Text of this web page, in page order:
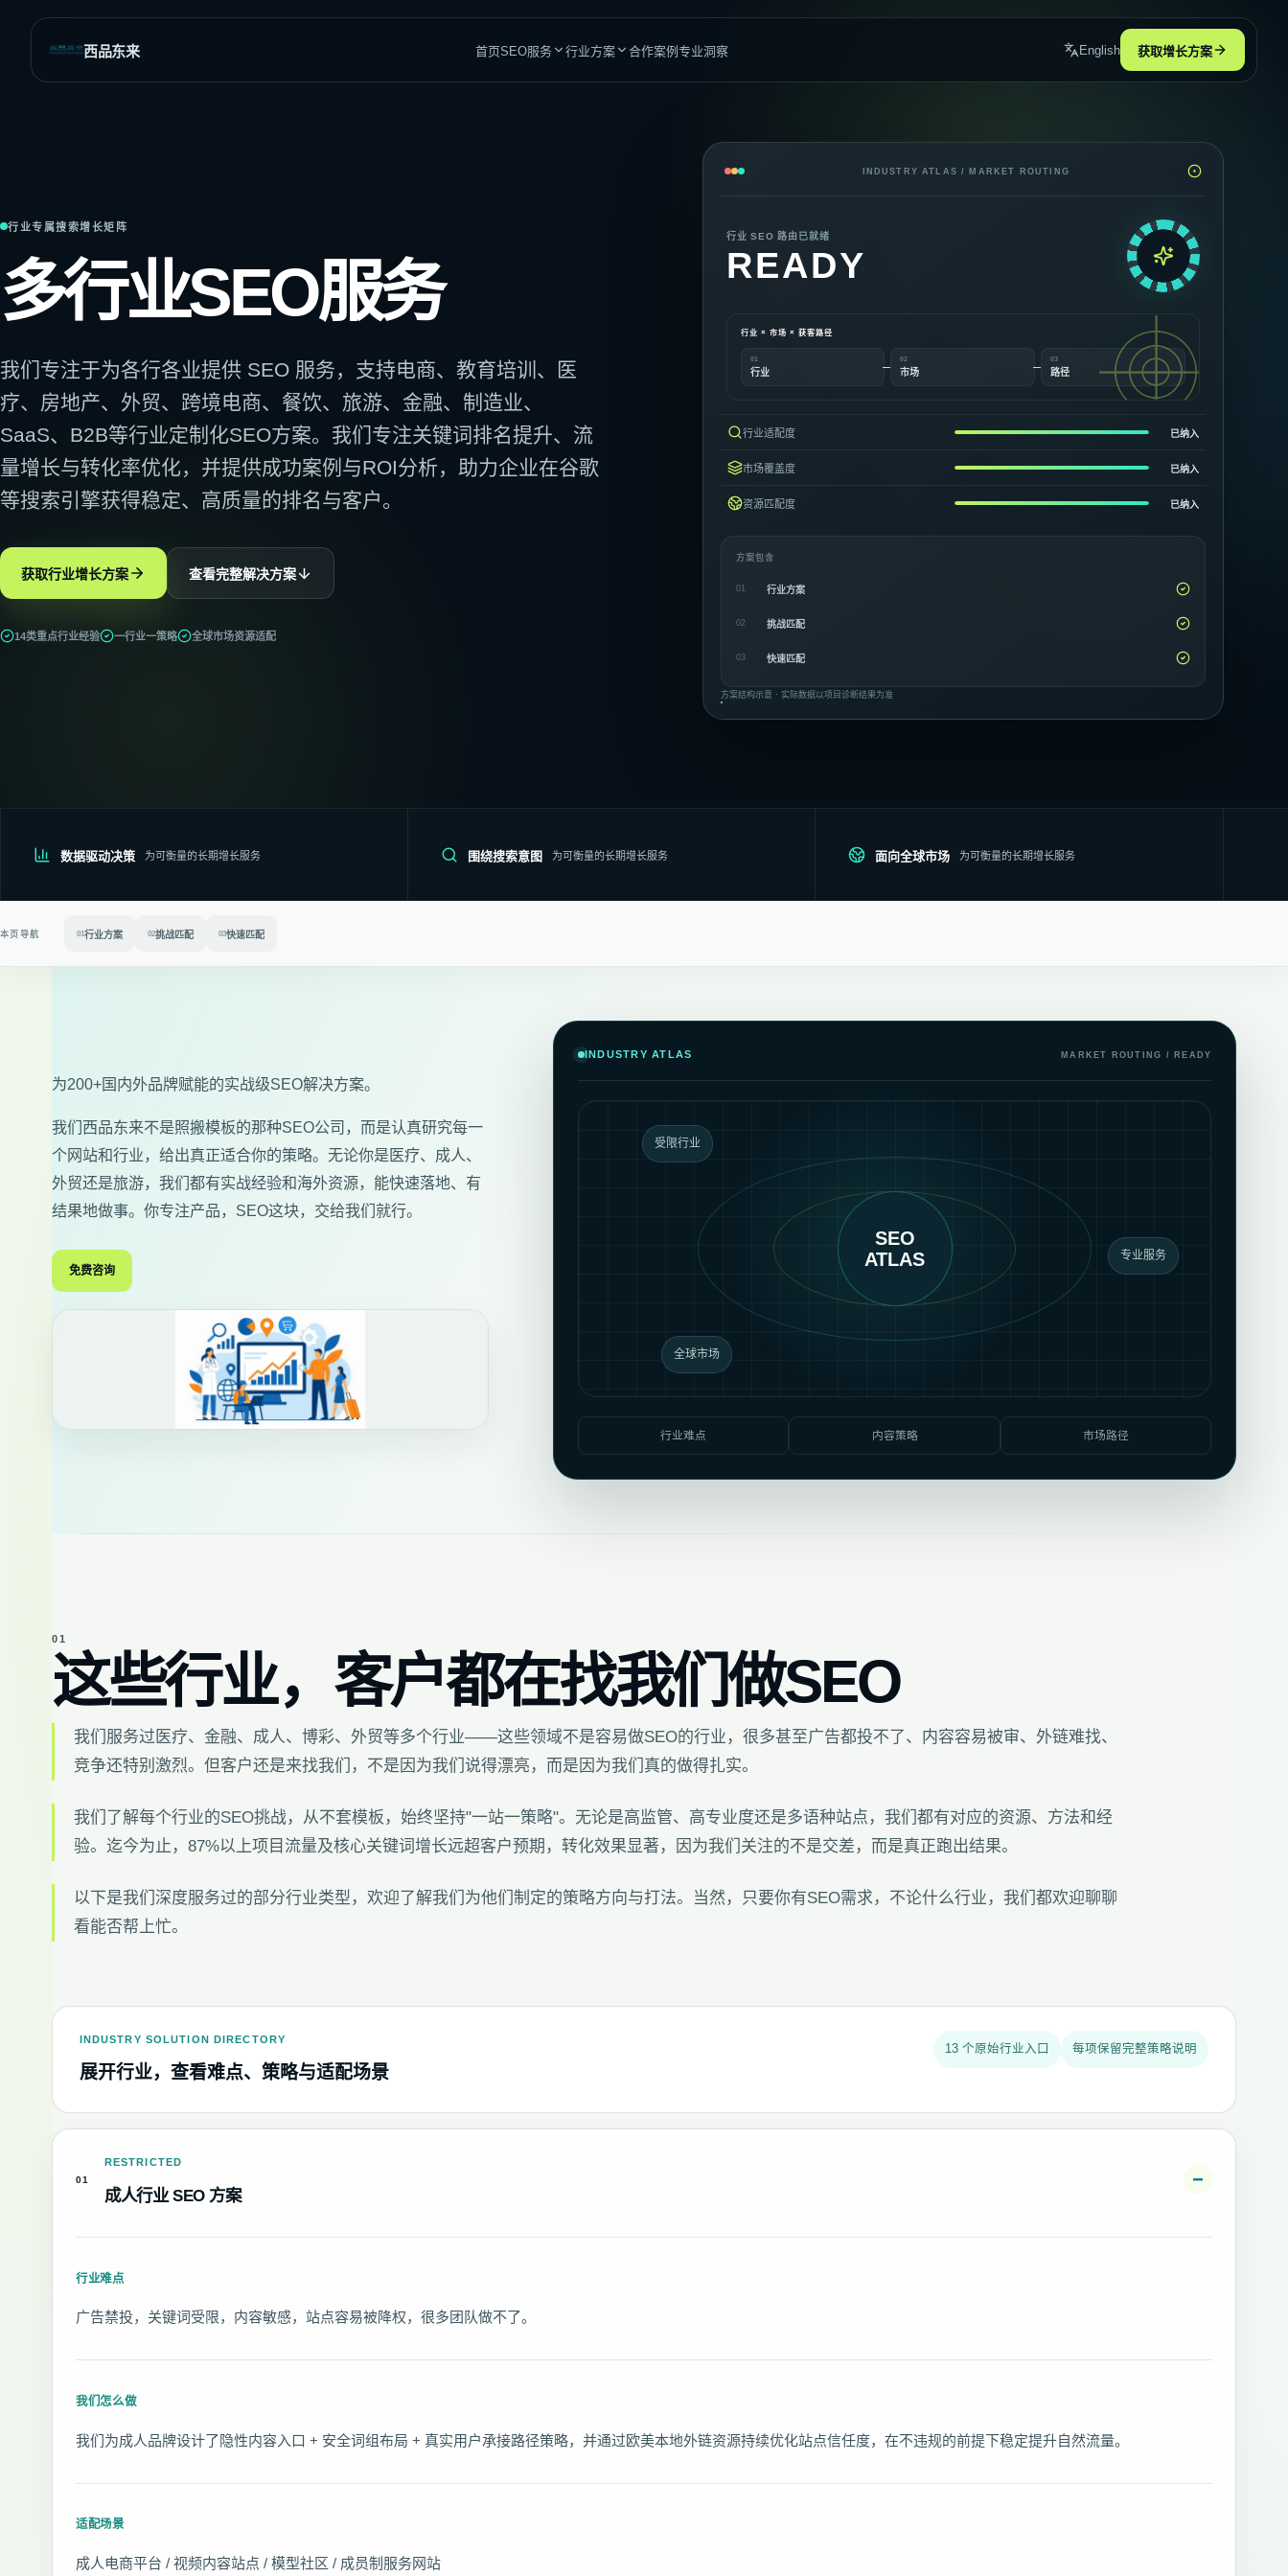
西品东来 首页SEO服务
发现增长机会与结构问题
定位流量与抓取异常
关键词调研
找到高价值搜索需求
提升重点页面排名潜力
SEO内容写作
兼顾排名、信任与转化
外链建设
建立安全、相关的权威信号
技术SEO
改善抓取、索引与性能
构建主题集群与语义网络
Shopify建站
适合DTC与跨境电商
WordPress建站
适合内容驱动型业务
匹配复杂业务需求
品牌与团队赋能
GEO优化服务
提升AI搜索品牌可见度
为内部团队提供策略支持
行业方案
旅游出行
社交媒体SEO
高竞争行业
成人行业
CBD行业
贷款业务
合作案例专业洞察 English 获取增长方案
行业专属搜索增长矩阵
多行业SEO服务
我们专注于为各行各业提供 SEO 服务，支持电商、教育培训、医
疗、房地产、外贸、跨境电商、餐饮、旅游、金融、制造业、
SaaS、B2B等行业定制化SEO方案。我们专注关键词排名提升、流
量增长与转化率优化，并提供成功案例与ROI分析，助力企业在谷歌
等搜索引擎获得稳定、高质量的排名与客户。
获取行业增长方案 查看完整解决方案
14类重点行业经验 一行业一策略 全球市场资源适配
INDUSTRY ATLAS / MARKET ROUTING
行业 SEO 路由已就绪
READY
行业 × 市场 × 获客路径
01
行业
02
市场
03
路径
行业适配度 已纳入
市场覆盖度 已纳入
资源匹配度 已纳入
方案包含
01 行业方案
02 挑战匹配
03 快速匹配
方案结构示意 · 实际数据以项目诊断结果为准
数据驱动决策 为可衡量的长期增长服务 围绕搜索意图 为可衡量的长期增长服务 面向全球市场 为可衡量的长期增长服务
本页导航 01行业方案 02挑战匹配 03快速匹配
为200+国内外品牌赋能的实战级SEO解决方案。
我们西品东来不是照搬模板的那种SEO公司，而是认真研究每一
个网站和行业，给出真正适合你的策略。无论你是医疗、成人、
外贸还是旅游，我们都有实战经验和海外资源，能快速落地、有
结果地做事。你专注产品，SEO这块，交给我们就行。
免费咨询
INDUSTRY ATLAS MARKET ROUTING / READY
受限行业
专业服务
全球市场
SEO
ATLAS
行业难点 内容策略 市场路径
01
这些行业，客户都在找我们做SEO
我们服务过医疗、金融、成人、博彩、外贸等多个行业——这些领域不是容易做SEO的行业，很多甚至广告都投不了、内容容易被审、外链难找、
竞争还特别激烈。但客户还是来找我们，不是因为我们说得漂亮，而是因为我们真的做得扎实。
我们了解每个行业的SEO挑战，从不套模板，始终坚持"一站一策略"。无论是高监管、高专业度还是多语种站点，我们都有对应的资源、方法和经
验。迄今为止，87%以上项目流量及核心关键词增长远超客户预期，转化效果显著，因为我们关注的不是交差，而是真正跑出结果。
以下是我们深度服务过的部分行业类型，欢迎了解我们为他们制定的策略方向与打法。当然，只要你有SEO需求，不论什么行业，我们都欢迎聊聊
看能否帮上忙。
INDUSTRY SOLUTION DIRECTORY
展开行业，查看难点、策略与适配场景
13 个原始行业入口 每项保留完整策略说明
RESTRICTED
01
成人行业 SEO 方案
行业难点
广告禁投，关键词受限，内容敏感，站点容易被降权，很多团队做不了。
我们怎么做
我们为成人品牌设计了隐性内容入口 + 安全词组布局 + 真实用户承接路径策略，并通过欧美本地外链资源持续优化站点信任度，在不违规的前提下稳定提升自然流量。
适配场景
成人电商平台 / 视频内容站点 / 模型社区 / 成员制服务网站